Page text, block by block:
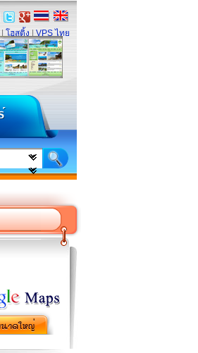
โฮสติ้ง VPS ไทย